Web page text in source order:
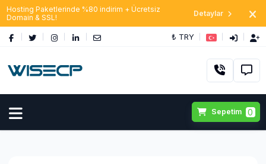
Hosting Paketlerinde %80 indirim + Ücretsiz
Domain & SSL!
Detaylar
₺ TRY
Sepetim 0